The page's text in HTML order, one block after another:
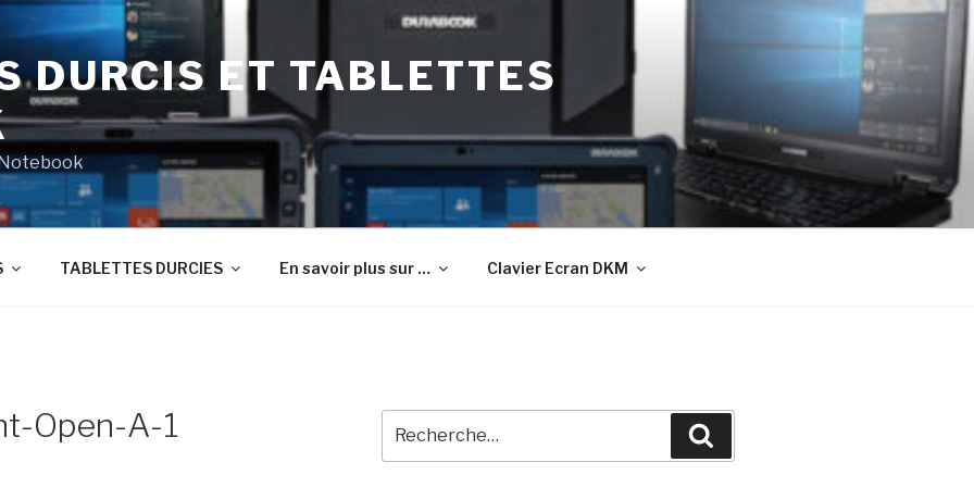
DURCIS ET TABLETTES
TABLETTES DURCIES En savoir plus sur … Clavier Ecran DKM
Open-A-1
pour